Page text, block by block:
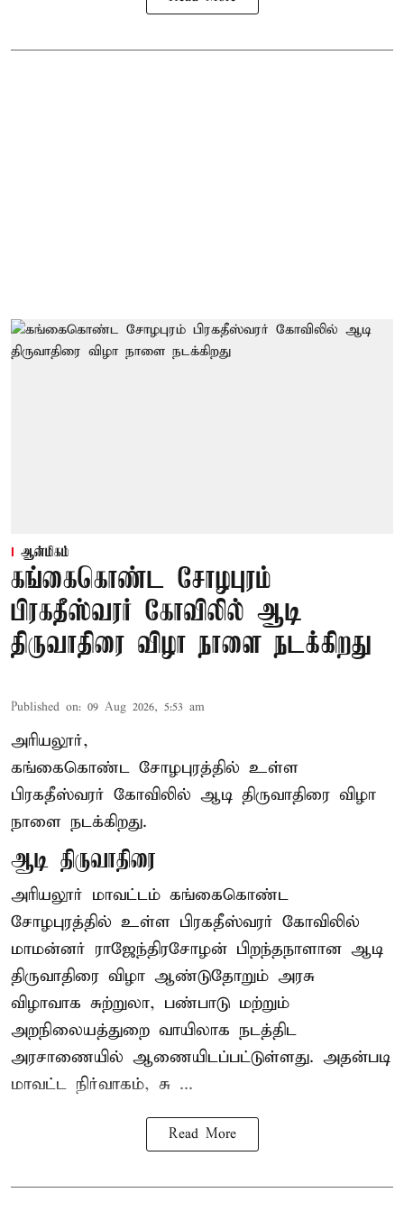
ஆன்மிகம்
கங்கைகொண்ட சோழபுரம்
பிரகதீஸ்வரர் கோவிலில் ஆடி
திருவாதிரை விழா நாளை நடக்கிறது
Published on: 09 Aug 2026, 5:53 am
அரியலூர்,
கங்கைகொண்ட சோழபுரத்தில் உள்ள
பிரகதீஸ்வரர் கோவிலில் ஆடி திருவாதிரை விழா
நாளை நடக்கிறது.
ஆடி திருவாதிரை
அரியலூர் மாவட்டம் கங்கைகொண்ட
சோழபுரத்தில் உள்ள பிரகதீஸ்வரர் கோவிலில்
மாமன்னர் ராஜேந்திரசோழன் பிறந்தநாளான ஆடி
திருவாதிரை விழா ஆண்டுதோறும் அரசு
விழாவாக சுற்றுலா, பண்பாடு மற்றும்
அறநிலையத்துறை வாயிலாக நடத்திட
அரசாணையில் ஆணையிடப்பட்டுள்ளது. அதன்படி
மாவட்ட நிர்வாகம், சு ...
Read More